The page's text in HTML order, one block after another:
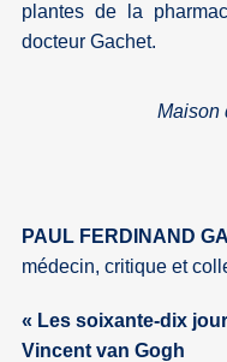
plantes de la
docteur Gachet.
Maison
PAUL FERDINAND
médecin, critique et
« Les soixante-dix
Vincent van Gogh